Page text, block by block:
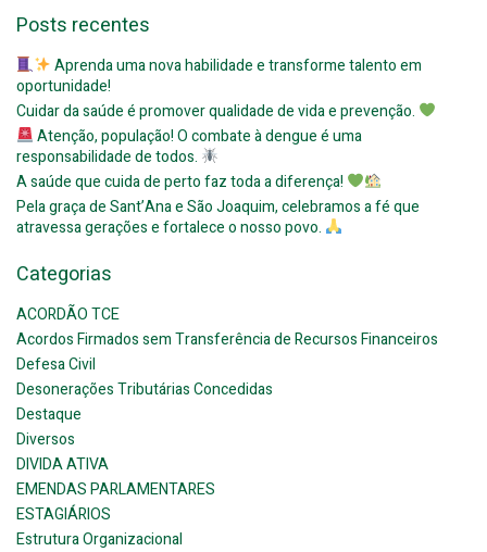
Posts recentes
Aprenda uma nova habilidade e transforme talento em
oportunidade!
Cuidar da saúde é promover qualidade de vida e prevenção.
Atenção, população! O combate à dengue é uma
responsabilidade de todos.
A saúde que cuida de perto faz toda a diferença!
Pela graça de Sant’Ana e São Joaquim, celebramos a fé que
atravessa gerações e fortalece o nosso povo.
Categorias
ACORDÃO TCE
Acordos Firmados sem Transferência de Recursos Financeiros
Defesa Civil
Desonerações Tributárias Concedidas
Destaque
Diversos
DIVIDA ATIVA
EMENDAS PARLAMENTARES
ESTAGIÁRIOS
Estrutura Organizacional